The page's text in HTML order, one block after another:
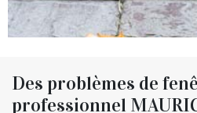
Des problèmes de
professionnel